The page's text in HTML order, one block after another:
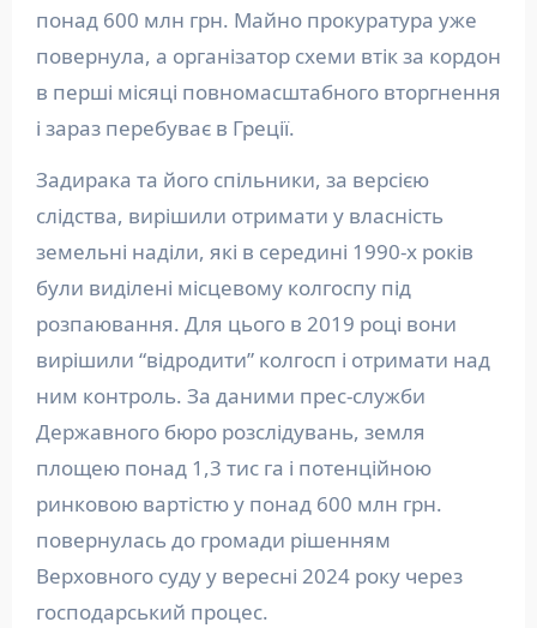
понад 600 млн грн. Майно прокуратура уже
повернула, а організатор схеми втік за кордон
в перші місяці повномасштабного вторгнення
і зараз перебуває в Греції.
Задирака та його спільники, за версією
слідства, вирішили отримати у власність
земельні наділи, які в середині 1990-х років
були виділені місцевому колгоспу під
розпаювання. Для цього в 2019 році вони
вирішили “відродити” колгосп і отримати над
ним контроль. За даними прес-служби
Державного бюро розслідувань, земля
площею понад 1,3 тис га і потенційною
ринковою вартістю у понад 600 млн грн.
повернулась до громади рішенням
Верховного суду у вересні 2024 року через
господарський процес.